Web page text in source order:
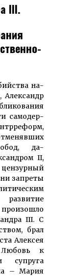
III.
на­
Алек­сандр
са­мо­дер­
да­
II,
запреты
III. С
брал
Алексея
Любовь к
супруга
– Мария